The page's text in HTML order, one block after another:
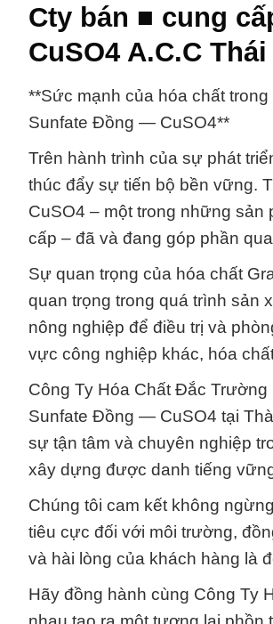
Cty bán ■ cung
CuSO4 A.C.C
**Sức mạnh của hóa chất
Sunfate Đồng — CuSO4**
Trên hành trình của sự phát
thúc đẩy sự tiến bộ bền vững.
CuSO4 – một trong những
cấp – đã và đang góp phần
Sự quan trọng của hóa chất
quan trọng trong quá trình sản
nông nghiệp để điều trị và
vực công nghiệp khác, hóa
Công Ty Hóa Chất Đắc
Sunfate Đồng — CuSO4 tại
sự tận tâm và chuyên nghiệp
xây dựng được danh tiếng
Chúng tôi cam kết không
tiêu cực đối với môi trường,
và hài lòng của khách hàng là
Hãy đồng hành cùng Công Ty